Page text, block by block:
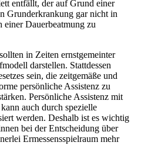
entfällt, der auf Grund einer
Grunderkrankung gar nicht in
einer Dauerbeatmung zu
in Zeiten ernstgemeinter
darstellen. Stattdessen
sein, die zeitgemäße und
persönliche Assistenz zu
Persönliche Assistenz mit
auch durch spezielle
werden. Deshalb ist es wichtig
bei der Entscheidung über
Ermessensspielraum mehr